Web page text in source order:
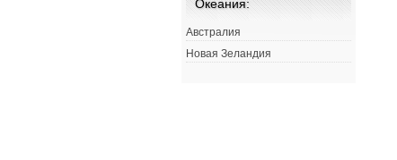
Океания:
Австралия
Новая Зеландия